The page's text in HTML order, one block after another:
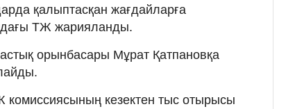
қалыптасқан жағдайларға
ТЖ жарияланды.
орынбасары Мұрат Қатпановқа
комиссиясының кезектен тыс отырысы